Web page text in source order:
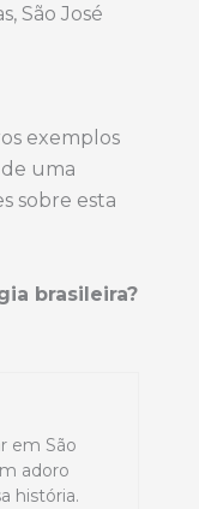
São José
exemplos
uma
sobre esta
brasileira?
em São
adoro
história.